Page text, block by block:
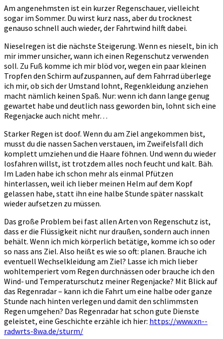
Am angenehmsten ist ein kurzer Regenschauer, vielleicht
sogar im Sommer. Du wirst kurz nass, aber du trocknest
genauso schnell auch wieder, der Fahrtwind hilft dabei.
Nieselregen ist die nächste Steigerung. Wenn es nieselt, bin ich
mir immer unsicher, wann ich einen Regenschutz verwenden
soll. Zu Fuß komme ich mir blöd vor, wegen ein paar kleinen
Tropfen den Schirm aufzuspannen, auf dem Fahrrad überlege
ich mir, ob sich der Umstand lohnt, Regenkleidung anziehen
macht nämlich keinen Spaß. Nur: wenn ich dann lange genug
gewartet habe und deutlich nass geworden bin, lohnt sich eine
Regenjacke auch nicht mehr…
Starker Regen ist doof. Wenn du am Ziel angekommen bist,
musst du die nassen Sachen verstauen, im Zweifelsfall dich
komplett umziehen und die Haare föhnen. Und wenn du wieder
losfahren willst, ist trotzdem alles noch feucht und kalt. Bäh.
Im Laden habe ich schon mehr als einmal Pfützen
hinterlassen, weil ich lieber meinen Helm auf dem Kopf
gelassen habe, statt ihn eine halbe Stunde später nasskalt
wieder aufsetzen zu müssen.
Das große Problem bei fast allen Arten von Regenschutz ist,
dass er die Flüssigkeit nicht nur draußen, sondern auch innen
behält. Wenn ich mich körperlich betätige, komme ich so oder
so nass ans Ziel. Also heißt es wie so oft: planen. Brauche ich
eventuell Wechselkleidung am Ziel? Lasse ich mich lieber
wohltemperiert vom Regen durchnässen oder brauche ich den
Wind- und Temperaturschutz meiner Regenjacke? Mit Blick auf
das Regenradar – kann ich die Fahrt um eine halbe oder ganze
Stunde nach hinten verlegen und damit den schlimmsten
Regen umgehen? Das Regenradar hat schon gute Dienste
geleistet, eine Geschichte erzähle ich hier: https://www.xn--
radwrts-8wa.de/sturm/